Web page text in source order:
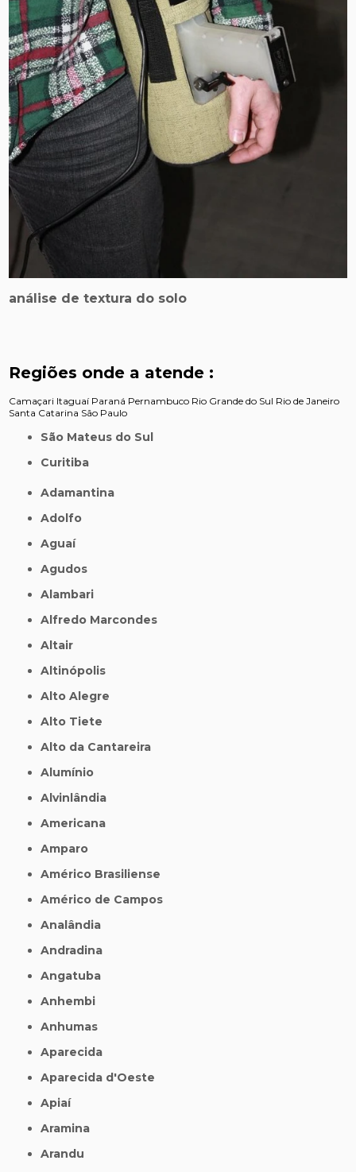
análise de textura do solo
Regiões onde a atende :
Camaçari Itaguaí Paraná Pernambuco Rio Grande do Sul Rio de Janeiro
Santa Catarina São Paulo
São Mateus do Sul
Curitiba
Adamantina
Adolfo
Aguaí
Agudos
Alambari
Alfredo Marcondes
Altair
Altinópolis
Alto Alegre
Alto Tiete
Alto da Cantareira
Alumínio
Alvinlândia
Americana
Amparo
Américo Brasiliense
Américo de Campos
Analândia
Andradina
Angatuba
Anhembi
Anhumas
Aparecida
Aparecida d'Oeste
Apiaí
Aramina
Arandu